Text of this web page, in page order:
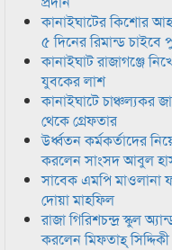
কানাইঘাটের কিশোর
৫ দিনের রিমান্ড চাইবে
কানাইঘাট রাজাগঞ্জে
যুবকের লাশ
কানাইঘাটে চাঞ্চল্যকর
থেকে গ্রেফতার
উর্ধ্বতন কর্মকর্তাদের
করলেন সাংসদ আবুল
সাবেক এমপি মাওলানা
দোয়া মাহফিল
রাজা গিরিশচন্দ্র স্কুল
করলেন মিফতাহ্ সিদ্দিকী